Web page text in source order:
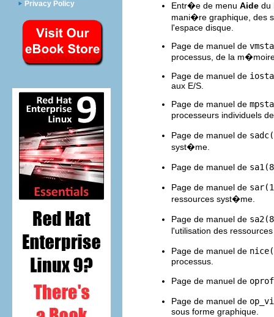
Privacy Policy
Entr�e de menu Aide du
mani�re graphique, des
l'espace disque.
Page de manuel de
processus, de la
Page de manuel de
aux E/S.
Page de manuel de
processeurs individuels
Page de manuel de
syst�me.
Page de manuel de
Page de manuel de
ressources syst�me.
Page de manuel de
l'utilisation des
Page de manuel de
processus.
Page de manuel de
Page de manuel de
sous forme graphique.